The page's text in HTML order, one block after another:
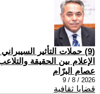
(9) حملات التأثير
الإعلام بين الحقيقة
عصام البرّام
2026 / 8 / 9
قضايا ثقافية